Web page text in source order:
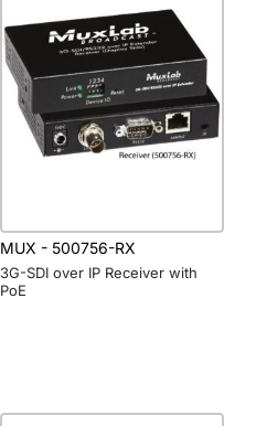
MUX - 500756-RX
3G-SDI over IP Receiver with
PoE